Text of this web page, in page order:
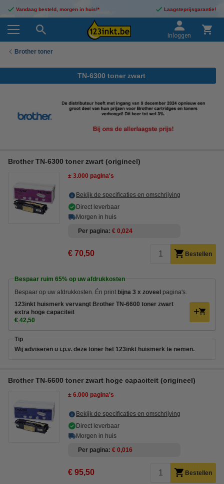
Vandaag besteld, morgen in huis!* Laagsteprijsgarantie!
Inloggen
Brother toner
TN-6300 toner zwart
Brother TN-6300 toner zwart (origineel)
± 3.000 pagina's
Bekijk de specificaties en omschrijving
Direct leverbaar
Morgen in huis
Per pagina € 0,024
€ 70,50 Bestellen
Bespaar ruim 65% op uw afdrukkosten
Bespaar op uw afdrukkosten. Én print bijna 3 x zoveel pagina's.
123inkt huismerk vervangt Brother TN-6600 toner zwart
extra hoge capaciteit
€ 42,50
Tip
Wij adviseren u i.p.v. deze toner het 123inkt huismerk te nemen.
Brother TN-6600 toner zwart hoge capaciteit (origineel)
± 6.000 pagina's
Bekijk de specificaties en omschrijving
Direct leverbaar
Morgen in huis
Per pagina € 0,016
€ 95,50 Bestellen